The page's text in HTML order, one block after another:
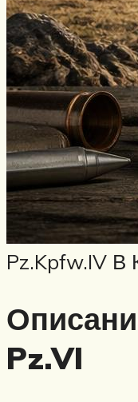
Pz.Kpfw.IV В
Pz.VI